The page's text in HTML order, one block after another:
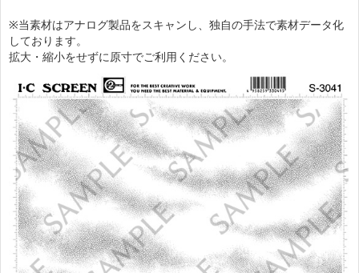
※当素材はアナログ製品をスキャンし、独自の手法で素材データ化
しております。
拡大・縮小をせずに原寸でご利用ください。